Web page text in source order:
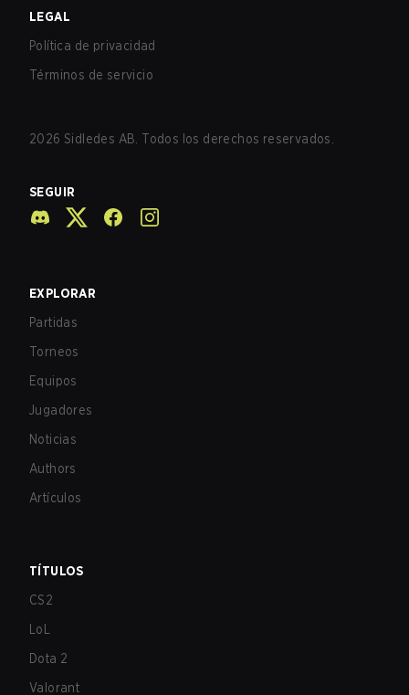
LEGAL
Política de privacidad
Términos de servicio
2026 Sidledes AB. Todos los derechos reservados.
SEGUIR
EXPLORAR
Partidas
Torneos
Equipos
Jugadores
Noticias
Authors
Artículos
TÍTULOS
CS2
LoL
Dota 2
Valorant